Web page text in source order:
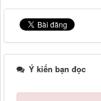
Ý kiến bạn đọc